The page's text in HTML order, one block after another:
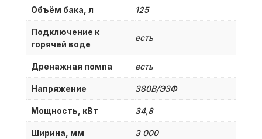
Объём бака, л 125
Подключение к
горячей воде
есть
Дренажная помпа есть
Напряжение 380B/Э3Ф
Мощность, кВт 34,8
Ширина, мм 3 000